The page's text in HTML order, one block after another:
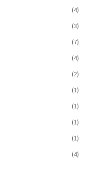
(4)
(3)
(7)
(4)
(2)
(1)
(1)
(1)
(1)
(4)